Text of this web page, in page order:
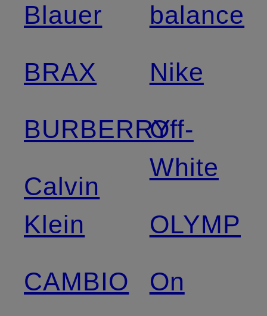
Blauer
BRAX
BURBERRY
Calvin
Klein
CAMBIO
balance
Nike
Off-
White
OLYMP
On